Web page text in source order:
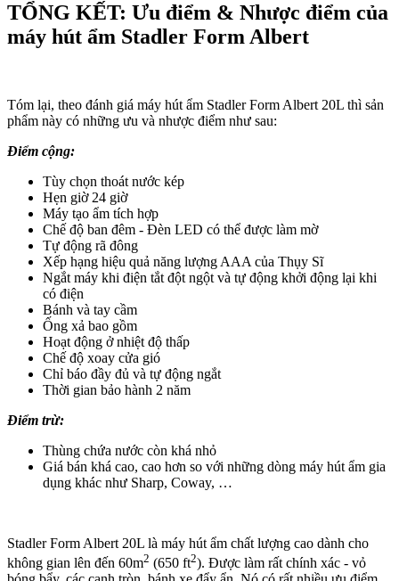
TỔNG KẾT: Ưu điểm & Nhược điểm của
máy hút ẩm Stadler Form Albert
Tóm lại, theo đánh giá máy hút ẩm Stadler Form Albert 20L thì sản
phẩm này có những ưu và nhược điểm như sau:
Điểm cộng:
Tùy chọn thoát nước kép
Hẹn giờ 24 giờ
Máy tạo ẩm tích hợp
Chế độ ban đêm - Đèn LED có thể được làm mờ
Tự động rã đông
Xếp hạng hiệu quả năng lượng AAA của Thụy Sĩ
Ngắt máy khi điện tắt đột ngột và tự động khởi động lại khi
có điện
Bánh và tay cầm
Ống xả bao gồm
Hoạt động ở nhiệt độ thấp
Chế độ xoay cửa gió
Chỉ báo đầy đủ và tự động ngắt
Thời gian bảo hành 2 năm
Điểm trừ:
Thùng chứa nước còn khá nhỏ
Giá bán khá cao, cao hơn so với những dòng máy hút ẩm gia
dụng khác như Sharp, Coway, …
Stadler Form Albert 20L là máy hút ẩm chất lượng cao dành cho
không gian lên đến 60m2 (650 ft2). Được làm rất chính xác - vỏ